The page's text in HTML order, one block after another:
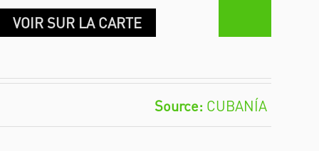
VOIR SUR LA CARTE
CUBANÍA